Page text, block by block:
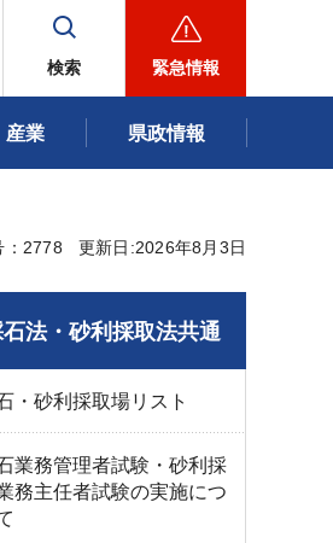
検索 緊急情報
産業 県政情報
：2778 更新日:2026年8月3日
法・砂利採取法共通
・砂利採取場リスト
業務管理者試験・砂利採
務主任者試験の実施につ